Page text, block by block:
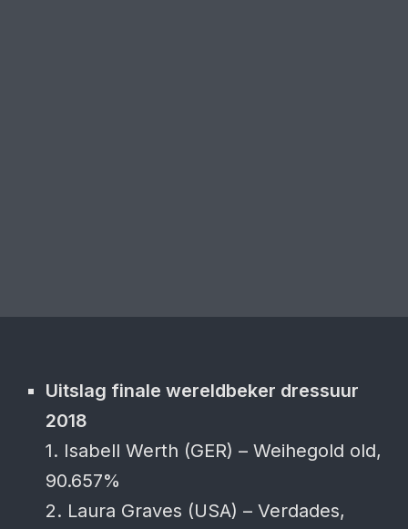
Uitslag finale wereldbeker dressuur
2018
1. Isabell Werth (GER) – Weihegold old,
90.657%
2. Laura Graves (USA) – Verdades,